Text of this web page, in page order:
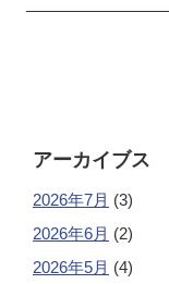
アーカイブス
2026年7月 (3)
2026年6月 (2)
2026年5月 (4)